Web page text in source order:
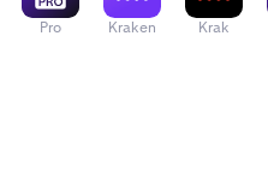
Pro Kraken Krak